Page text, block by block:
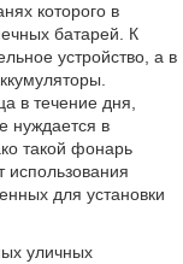
которого в
батарей. К
устройство, а в
в течение дня,
нуждается в
такой фонарь
использования
для установки
уличных